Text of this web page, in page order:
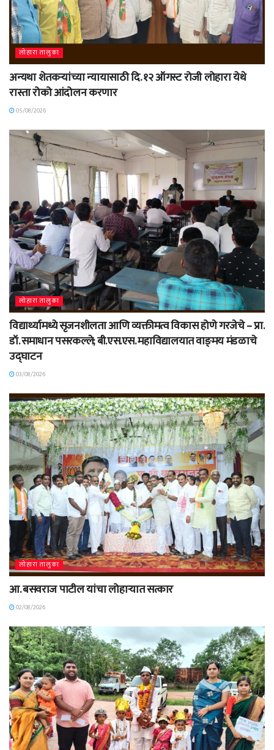
लोहारा तालुका
अन्यथा शेतकऱ्यांच्या न्यायासाठी दि. १२ ऑगस्ट रोजी लोहारा येथे
रास्ता रोको आंदोलन करणार
05/08/2026
लोहारा तालुका
विद्यार्थ्यामध्ये सृजनशीलता आणि व्यक्तीमत्व विकास होणे गरजेचे – प्रा.
डॉ. समाधान पसरकल्ले; बी.एस.एस. महाविद्यालयात वाङ्‌मय मंडळाचे
उद्घाटन
03/08/2026
लोहारा तालुका
आ. बसवराज पाटील यांचा लोहाऱ्यात सत्कार
02/08/2026